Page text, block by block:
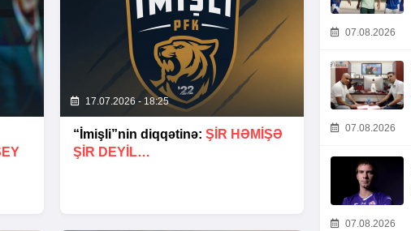
17.07.2026 - 18:25
“İmişli”nin diqqətinə: ŞIR HƏMIŞƏ
ŞIR DEYIL…
07.08.2026
07.08.2026
07.08.2026